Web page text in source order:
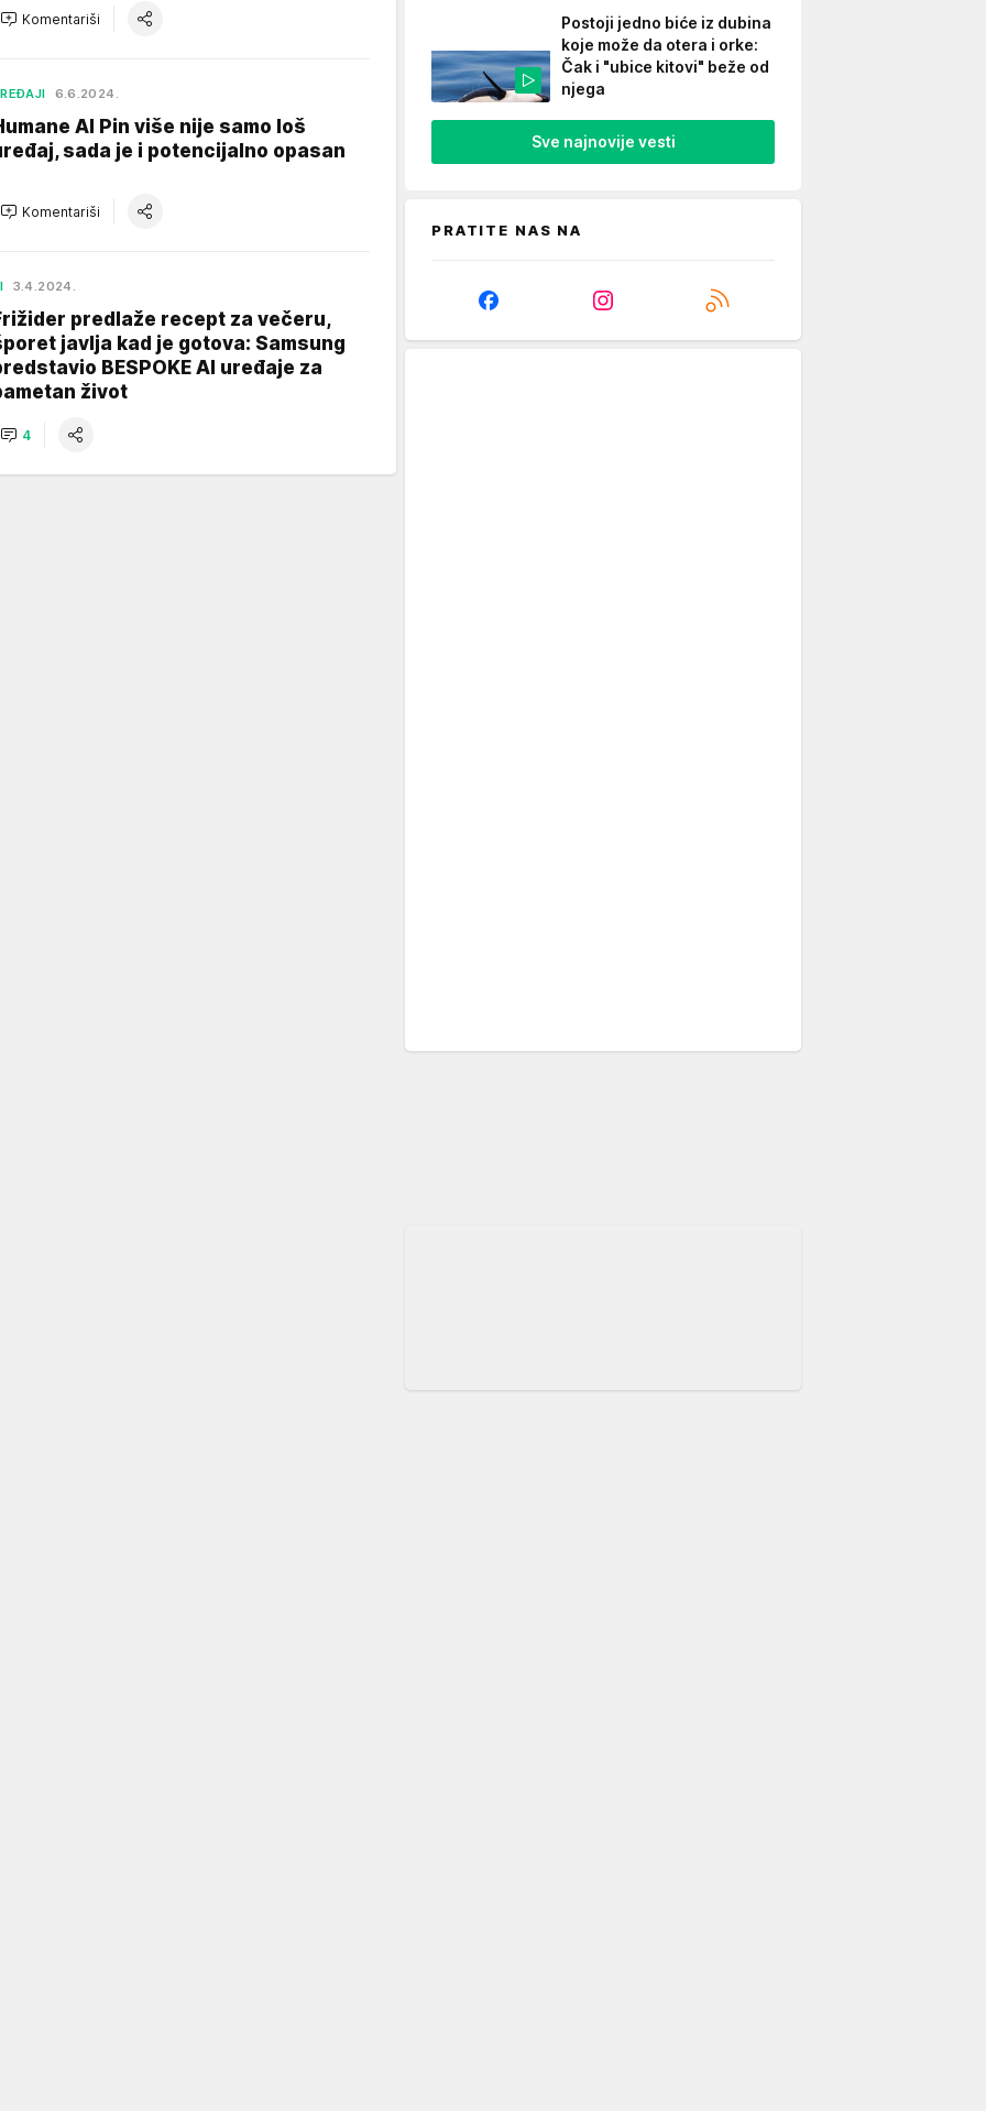
Komentariši
6.6.2024.
AI Pin više nije samo loš
sada je i potencijalno opasan
Komentariši
3.4.2024.
predlaže recept za večeru,
javlja kad je gotova: Samsung
BESPOKE AI uređaje za
život
4
Postoji jedno biće iz dubina
koje može da otera i orke:
Čak i "ubice kitovi" beže od
njega
Sve najnovije vesti
PRATITE NAS NA